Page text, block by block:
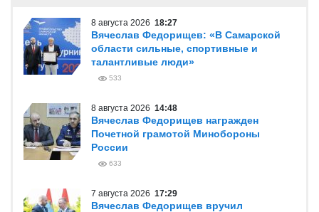
8 августа 2026 18:27
Вячеслав Федорищев: «В Самарской
области сильные, спортивные и
талантливые люди»
533
8 августа 2026 14:48
Вячеслав Федорищев награжден
Почетной грамотой Минобороны
России
633
7 августа 2026 17:29
Вячеслав Федорищев вручил